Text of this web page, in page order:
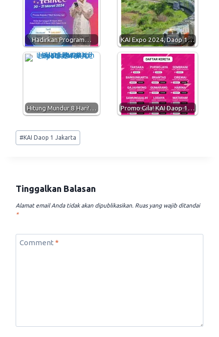
A
p
p
r
a
m
o
k
Hadirkan Program… KAI Expo 2024, Daop 1…
Hitung Mundur 8 Hari!… Promo Gila! KAI Daop 1…
Post
Tags:
#KAI Daop 1 Jakarta
Tinggalkan Balasan
Alamat email Anda tidak akan dipublikasikan. Ruas yang wajib ditandai
*
Comment*